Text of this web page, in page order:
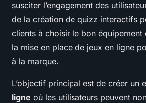
susciter l’engagement des
de la création de quizz interactifs
clients à choisir le bon équipement
la mise en place de jeux en ligne
à la marque.
L’objectif principal est de créer un
ligne où les utilisateurs peuvent